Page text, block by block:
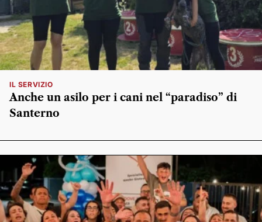
IL SERVIZIO
Anche un asilo per i cani nel “paradiso” di
Santerno